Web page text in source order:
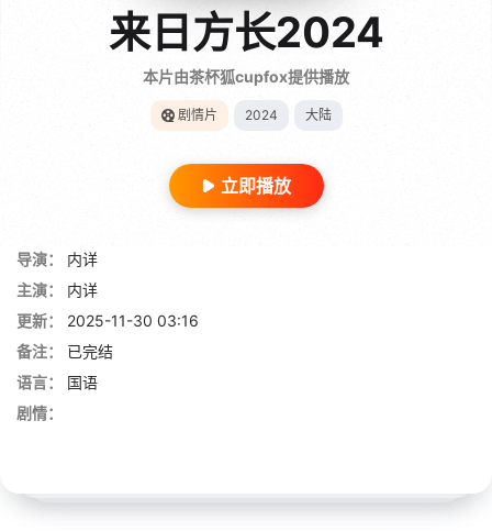
来日方长2024
本片由茶杯狐cupfox提供播放
剧情片 2024 大陆
立即播放
导演：
内详
主演：
内详
更新：
2025-11-30 03:16
备注：
已完结
语言：
国语
剧情：